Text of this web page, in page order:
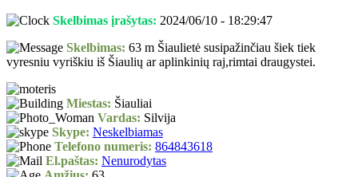
Skelbimas įrašytas: 2024/06/10 - 18:29:47
Skelbimas: 63 m Šiaulietė susipažinčiau šiek tiek
vyresniu vyriškiu iš Šiaulių ar aplinkinių raj,rimtai draugystei.
Miestas: Šiauliai
Vardas: Silvija
Skype: Neskelbiamas
Telefono numeris: 864843618
El.paštas: Nenurodytas